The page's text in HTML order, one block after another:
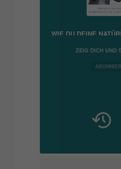
ZEIG DICH UND
EXPERTEN*, DIE
AUFNAHME! - WIE DU DEINE